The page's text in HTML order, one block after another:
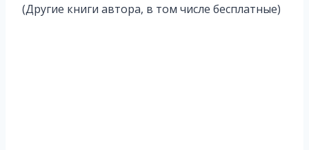
записи:
(Другие книги автора, в том числе бесплатные)